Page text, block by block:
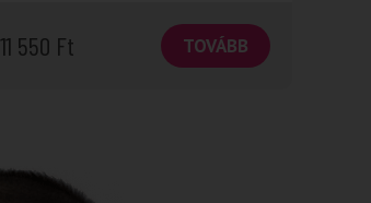
11 550 Ft TOVÁBB